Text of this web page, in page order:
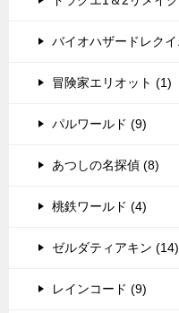
バイオハザードレク
冒険家エリオット (1)
パルワールド (9)
あつしの名探偵 (8)
桃鉄ワールド (4)
ゼルダティアキン (14)
レインコード (9)